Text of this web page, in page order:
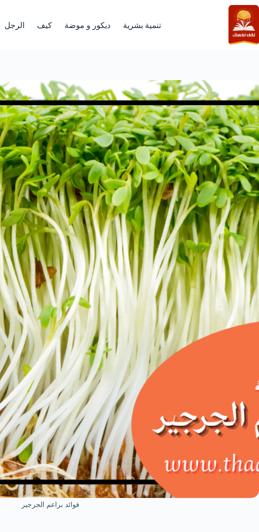
التجاوز
إلى
المحتوى
تنمية بشرية ديكور و موضة كيف الرجل
فوائد براعم الجرجير